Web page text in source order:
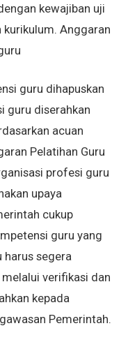
kewajiban uji
Anggaran
guru dihapuskan
guru diserahkan
acuan
Pelatihan Guru
profesi guru
upaya
cukup
guru yang
segera
verifikasi dan
kepada
Pemerintah.